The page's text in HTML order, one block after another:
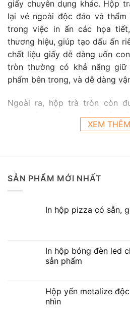
giấy chuyên dụng khác. Hộp
lại vẻ ngoài độc đáo và
trong việc in ấn các họa
thương hiệu, giúp tạo dấu ấn
chất liệu giấy dễ dàng uốn
tròn thường có khả năng
phẩm bên trong, và dễ dàng
Ngoài ra, hộp trà tròn còn
năng đóng gói gọn gàng và
trà dạng túi hoặc trà lá, giúp
XEM THÊM
SẢN PHẨM MỚI NHẤT
In hộp pizza có sẵn,
In hộp bóng đèn led
sản phẩm
Hộp yến metalize
nhìn